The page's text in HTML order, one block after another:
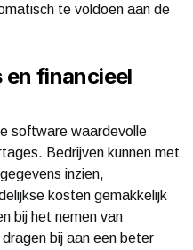
te voldoen aan de
financieel
software waardevolle
Bedrijven kunnen met
inzien,
kosten gemakkelijk
bij het nemen van
bij aan een beter